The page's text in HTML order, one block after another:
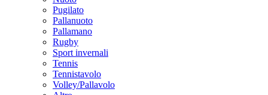
Pugilato
Pallanuoto
Pallamano
Rugby
Sport invernali
Tennis
Tennistavolo
Volley/Pallavolo